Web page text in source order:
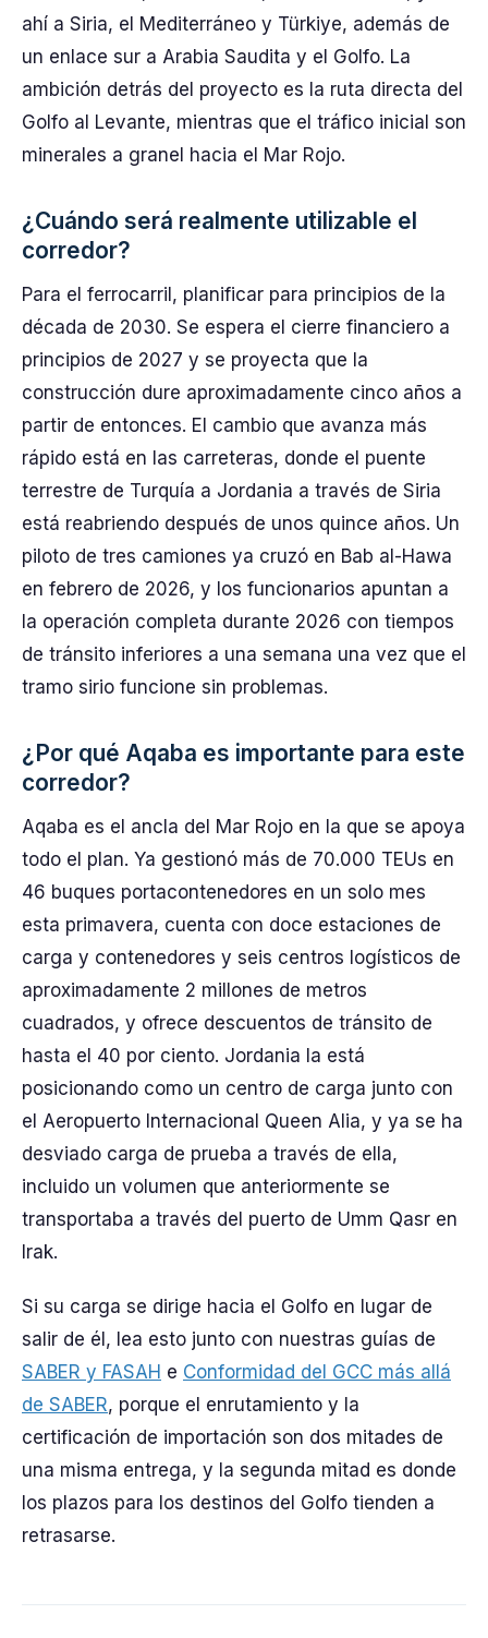
ahí a Siria, el Mediterráneo y Türkiye, además de
un enlace sur a Arabia Saudita y el Golfo. La
ambición detrás del proyecto es la ruta directa del
Golfo al Levante, mientras que el tráfico inicial son
minerales a granel hacia el Mar Rojo.
¿Cuándo será realmente utilizable el
corredor?
Para el ferrocarril, planificar para principios de la
década de 2030. Se espera el cierre financiero a
principios de 2027 y se proyecta que la
construcción dure aproximadamente cinco años a
partir de entonces. El cambio que avanza más
rápido está en las carreteras, donde el puente
terrestre de Turquía a Jordania a través de Siria
está reabriendo después de unos quince años. Un
piloto de tres camiones ya cruzó en Bab al-Hawa
en febrero de 2026, y los funcionarios apuntan a
la operación completa durante 2026 con tiempos
de tránsito inferiores a una semana una vez que el
tramo sirio funcione sin problemas.
¿Por qué Aqaba es importante para este
corredor?
Aqaba es el ancla del Mar Rojo en la que se apoya
todo el plan. Ya gestionó más de 70.000 TEUs en
46 buques portacontenedores en un solo mes
esta primavera, cuenta con doce estaciones de
carga y contenedores y seis centros logísticos de
aproximadamente 2 millones de metros
cuadrados, y ofrece descuentos de tránsito de
hasta el 40 por ciento. Jordania la está
posicionando como un centro de carga junto con
el Aeropuerto Internacional Queen Alia, y ya se ha
desviado carga de prueba a través de ella,
incluido un volumen que anteriormente se
transportaba a través del puerto de Umm Qasr en
Irak.
Si su carga se dirige hacia el Golfo en lugar de
salir de él, lea esto junto con nuestras guías de
SABER y FASAH e Conformidad del GCC más allá
de SABER, porque el enrutamiento y la
certificación de importación son dos mitades de
una misma entrega, y la segunda mitad es donde
los plazos para los destinos del Golfo tienden a
retrasarse.